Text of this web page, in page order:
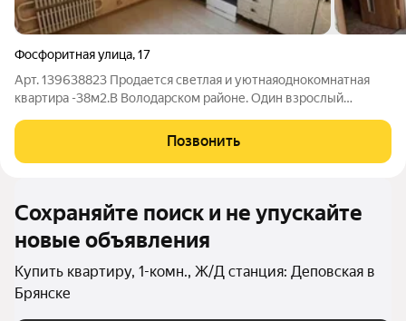
Фосфоритная улица,17
Арт. 139638823 Продается светлая и уютнаяоднокомнатная
квартира -38м2.В Володарском районе. Один взрослый
-6м2 Квартира полностью готова к проживанию. На кухне
ламинат, санузел в
Позвонить
Сохраняйте поиск и не упускайте
новые объявления
Купить квартиру, 1-комн., Ж/Д станция: Деповская в
Брянске